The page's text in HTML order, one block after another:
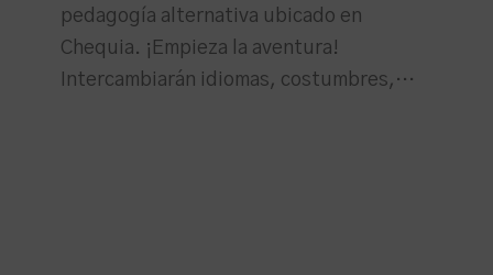
pedagogía alternativa ubicado en
Chequia. ¡Empieza la aventura!
Intercambiarán idiomas, costumbres,…